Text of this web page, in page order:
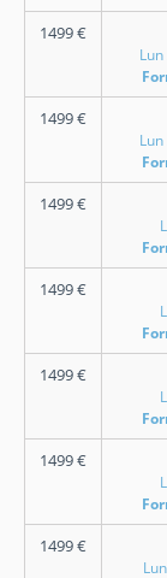
1499€
1499€
1499€
1499€
1499€
1499€
1499€